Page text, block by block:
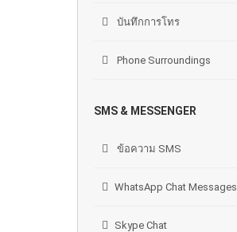
บันทึกการโทร
Phone Surroundings
SMS & MESSENGER
ข้อความ SMS
WhatsApp Chat Messages
Skype Chat